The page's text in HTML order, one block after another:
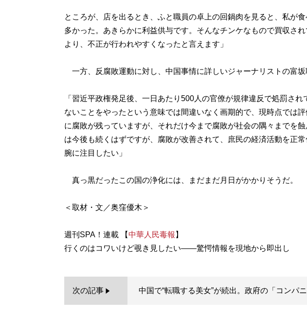
ところが、店を出るとき、ふと職員の卓上の回鍋肉を見ると、私が
多かった。あきらかに利益供与です。そんなチンケなもので買収さ
より、不正が行われやすくなったと言えます」
一方、反腐敗運動に対し、中国事情に詳しいジャーナリストの富坂
「習近平政権発足後、一日あたり500人の官僚が規律違反で処罰さ
ないことをやったという意味では間違いなく画期的で、現時点では
に腐敗が残っていますが、それだけ今まで腐敗が社会の隅々までを
は今後も続くはずですが、腐敗が改善されて、庶民の経済活動を正
腕に注目したい」
真っ黒だったこの国の浄化には、まだまだ月日がかかりそうだ。
＜取材・文／奥窪優木＞
週刊SPA！連載 【中華人民毒報 】
次の記事 中国で“転職する美女”が続出。政府の「コンパ